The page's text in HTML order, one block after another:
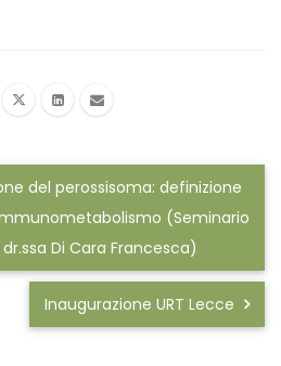
del perossisoma: definizione
(Seminario
Di Cara Francesca)
Inaugurazione URT Lecce